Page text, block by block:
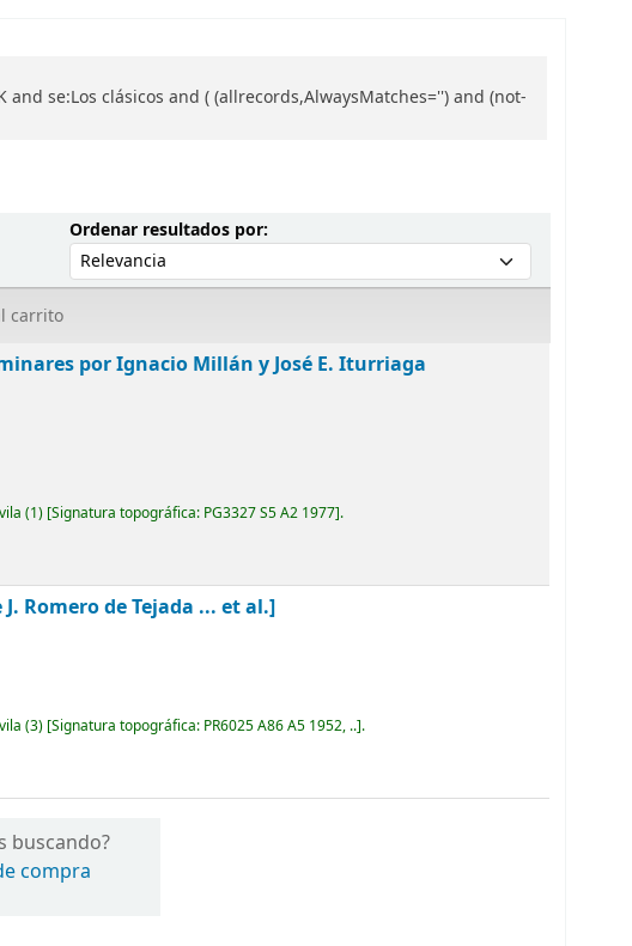
se:Los clásicos and ( (allrecords,AlwaysMatches='') and (not-
Ordenar resultados por:Ordenar por:
carrito
por Ignacio Millán y José E. Iturriaga
(1) Signatura topográfica: PG3327 S5 A2 1977 .
Romero de Tejada ... et al.]
(3) Signatura topográfica: PR6025 A86 A5 1952, .. .
buscando?
compra